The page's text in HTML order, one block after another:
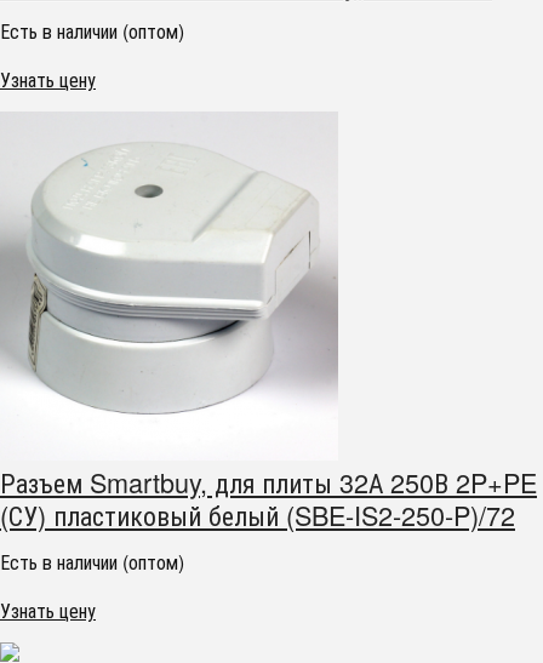
Есть в наличии (оптом)
Узнать цену
Разъем Smartbuy, для плиты 32А 250В 2P+PE
(СУ) пластиковый белый (SBE-IS2-250-P)/72
Есть в наличии (оптом)
Узнать цену